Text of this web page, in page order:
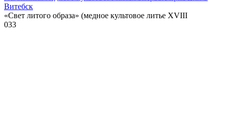
Витебск
«Свет литого образа» (медное культовое литье XVIII
033